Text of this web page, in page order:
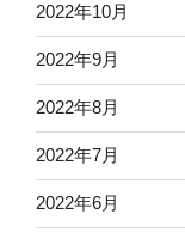
2022年10月
2022年9月
2022年8月
2022年7月
2022年6月